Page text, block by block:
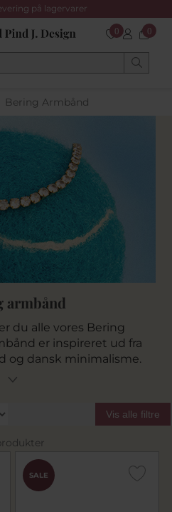
på lagervarer
0 0
Bering Armbånd
armbånd
du alle vores Bering
er inspireret ud fra
og dansk minimalisme.
er du sikker på at få
og hurtig levering. Vi
siden 2012.
Vis alle filtre
SALE